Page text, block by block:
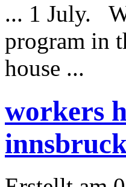
... 1 July.
program in
house ...
workers